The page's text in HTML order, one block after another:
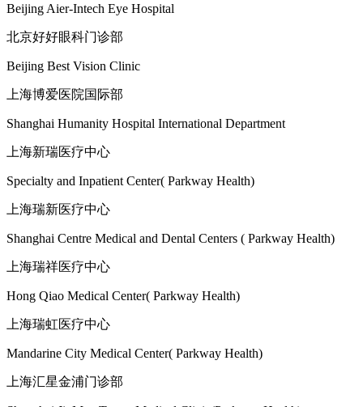
Beijing Aier-Intech Eye Hospital
北京好好眼科门诊部
Beijing Best Vision Clinic
上海博爱医院国际部
Shanghai Humanity Hospital International Department
上海新瑞医疗中心
Specialty and Inpatient Center( Parkway Health)
上海瑞新医疗中心
Shanghai Centre Medical and Dental Centers ( Parkway Health)
上海瑞祥医疗中心
Hong Qiao Medical Center( Parkway Health)
上海瑞虹医疗中心
Mandarine City Medical Center( Parkway Health)
上海汇星金浦门诊部